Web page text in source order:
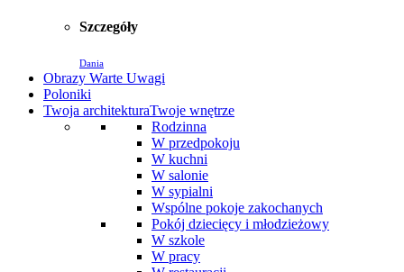
Szczegóły
Dania
Obrazy Warte Uwagi
Poloniki
Twoja architekturaTwoje wnętrze
Rodzinna
W przedpokoju
W kuchni
W salonie
W sypialni
Wspólne pokoje zakochanych
Pokój dziecięcy i młodzieżowy
W szkole
W pracy